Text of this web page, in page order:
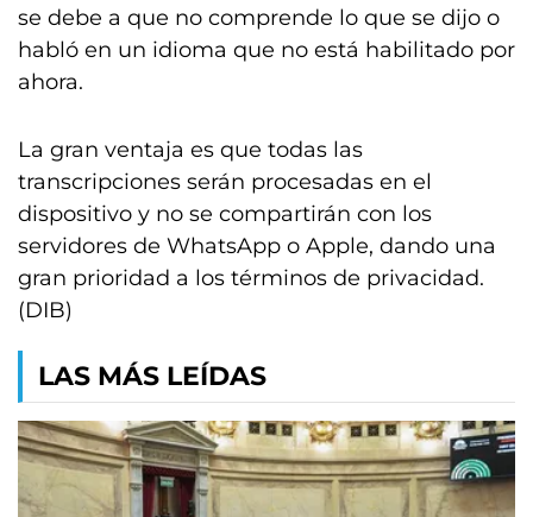
se debe a que no comprende lo que se dijo o
habló en un idioma que no está habilitado por
ahora.
La gran ventaja es que todas las
transcripciones serán procesadas en el
dispositivo y no se compartirán con los
servidores de WhatsApp o Apple, dando una
gran prioridad a los términos de privacidad.
(DIB)
LAS MÁS LEÍDAS